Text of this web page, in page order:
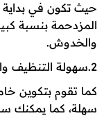
حيث تكون في بداية
المزدحمة بنسبة
والخدوش.
سهلة، كما يمكنك